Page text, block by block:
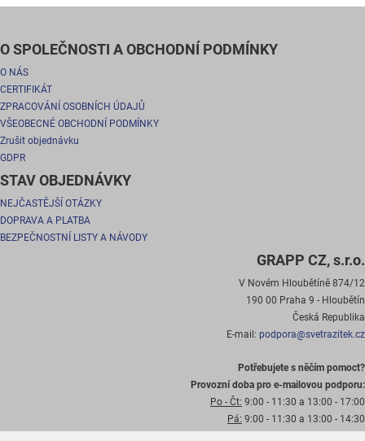
O SPOLEČNOSTI A OBCHODNÍ PODMÍNKY
O NÁS
CERTIFIKÁT
ZPRACOVÁNÍ OSOBNÍCH ÚDAJŮ
VŠEOBECNÉ OBCHODNÍ PODMÍNKY
Zrušit objednávku
GDPR
STAV OBJEDNÁVKY
NEJČASTĚJŠÍ OTÁZKY
DOPRAVA A PLATBA
BEZPEČNOSTNÍ LISTY A NÁVODY
GRAPP CZ, s.r.o.
V Novém Hloubětíně 874/12
190 00 Praha 9 - Hloubětín
Česká Republika
E-mail: podpora@svetrazitek.cz
Potřebujete s něčím pomoct?
Provozní doba pro e-mailovou podporu:
Po - Čt: 9:00 - 11:30 a 13:00 - 17:00
Pá: 9:00 - 11:30 a 13:00 - 14:30